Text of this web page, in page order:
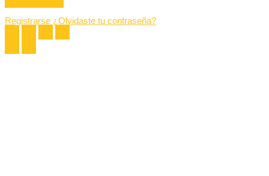
Registrarse ¿Olvidaste tu contraseña?